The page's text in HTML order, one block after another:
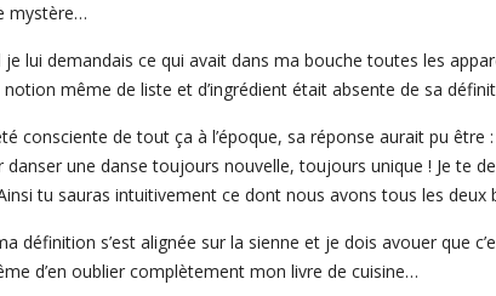
mystère…
lui demandais ce qui avait dans ma bouche toutes les
même de liste et d’ingrédient était absente de sa
consciente de tout ça à l’époque, sa réponse aurait pu être :
danser une danse toujours nouvelle, toujours unique ! Je te
tu sauras intuitivement ce dont nous avons tous les deux
définition s’est alignée sur la sienne et je dois avouer que
d’en oublier complètement mon livre de cuisine…